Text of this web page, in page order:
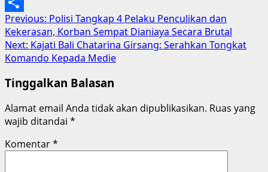
Share
Post
navigation
Previous: Polisi Tangkap 4 Pelaku Penculikan dan
Kekerasan, Korban Sempat Dianiaya Secara Brutal
Next: Kajati Bali Chatarina Girsang: Serahkan Tongkat
Komando Kepada Medie
Tinggalkan Balasan
Alamat email Anda tidak akan dipublikasikan. Ruas yang
wajib ditandai *
Komentar*